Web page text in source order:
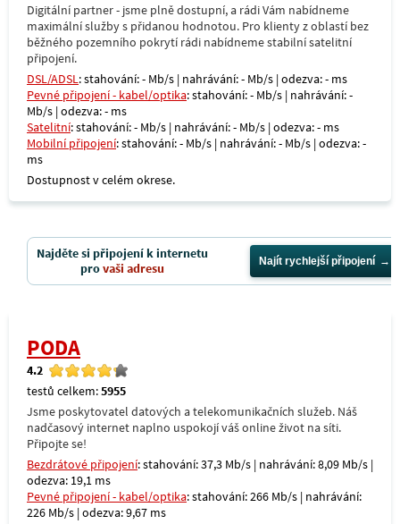
Digitální partner - jsme plně dostupní, a rádi Vám nabídneme
maximální služby s přidanou hodnotou. Pro klienty z oblastí bez
běžného pozemního pokrytí rádi nabídneme stabilní satelitní
připojení.
DSL/ADSL: stahování: - Mb/s | nahrávání: - Mb/s | odezva: - ms
Pevné připojení - kabel/optika: stahování: - Mb/s | nahrávání: -
Mb/s | odezva: - ms
Satelitní: stahování: - Mb/s | nahrávání: - Mb/s | odezva: - ms
Mobilní připojení: stahování: - Mb/s | nahrávání: - Mb/s | odezva: -
ms
Dostupnost v celém okrese.
Najděte si připojení k internetu
provaši adresu Najít rychlejší připojení
PODA
4.2
testů celkem:5955
Jsme poskytovatel datových a telekomunikačních služeb. Náš
nadčasový internet naplno uspokojí váš online život na síti.
Připojte se!
Bezdrátové připojení: stahování: 37,3 Mb/s | nahrávání: 8,09 Mb/s |
odezva: 19,1 ms
Pevné připojení - kabel/optika: stahování: 266 Mb/s | nahrávání:
226 Mb/s | odezva: 9,67 ms